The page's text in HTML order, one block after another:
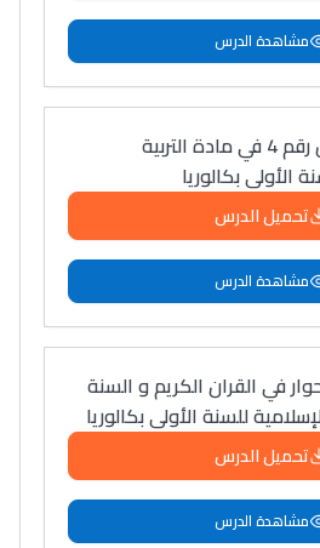
مشاهدة الدرس
فرض محروس رقم 4 في مادة التربية
الأولى بكالوريا
تحميل الدرس
مشاهدة الدرس
في القران الكريم و السنة
للسنة الأولى بكالوريا
تحميل الدرس
مشاهدة الدرس